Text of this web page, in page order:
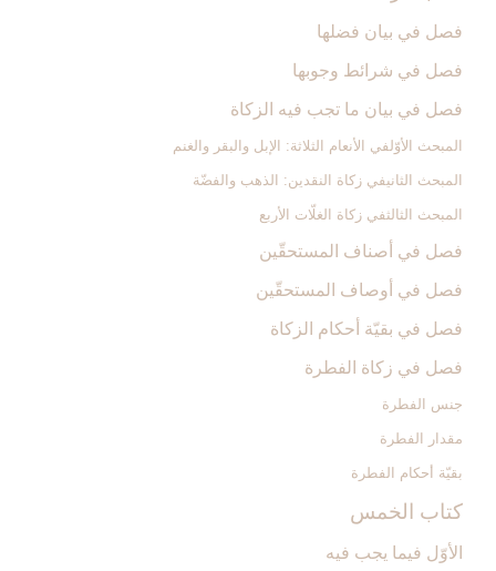
فصل في بيان فضلها
فصل في شرائط وجوبها
فصل في بيان ما تجب فيه الزكاة
المبحث الأوّل‏في الأنعام الثلاثة: الإبل والبقر والغنم‏
المبحث الثاني‏في زكاة النقدين: الذهب والفضّة
المبحث الثالث‏في زكاة الغلّات الأربع‏
فصل في أصناف المستحقّين‏
فصل في أوصاف المستحقّين‏
فصل في بقيّة أحكام الزكاة
فصل في زكاة الفطرة
جنس الفطرة
مقدار الفطرة
بقيّة أحكام الفطرة
كتاب الخمس‏
الأوّل فيما يجب فيه‏